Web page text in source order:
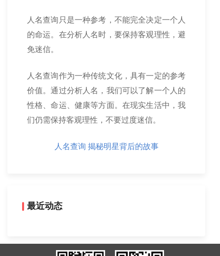
人名查询只是一种参考，不能完全决定一个人
的命运。在分析人名时，要保持客观理性，避
免迷信。
人名查询作为一种传统文化，具有一定的参考
价值。通过分析人名，我们可以了解一个人的
性格、命运、健康等方面。在现实生活中，我
们仍需保持客观理性，不要过度迷信。
人名查询 揭秘明星背后的故事
最近动态